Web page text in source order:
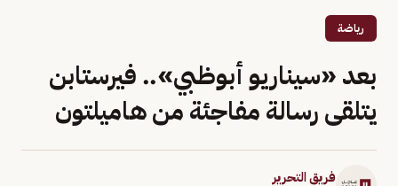
رياضة
بعد «سيناريو أبوظبي».. فيرستابن
يتلقى رسالة مفاجئة من هاميلتون
فريق التحرير